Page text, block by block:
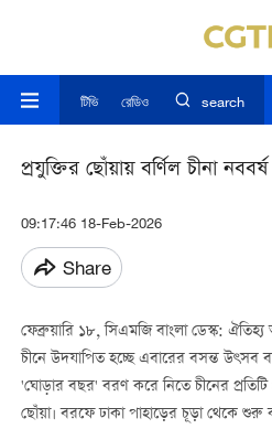
টিভি রেডিও search
প্রযুক্তির ছোঁয়ায় বর্ণিল চীনা নববর্ষ
09:17:46 18-Feb-2026
Share
ফেব্রুয়ারি ১৮, সিএমজি বাংলা ডেস্ক:
চীনে উদযাপিত হচ্ছে এবারের বসন্ত উৎসব
'ঘোড়ার বছর' বরণ করে নিতে চীনের প্রতিটি
ছোঁয়া। বরফে ঢাকা পাহাড়ের চূড়া থেকে